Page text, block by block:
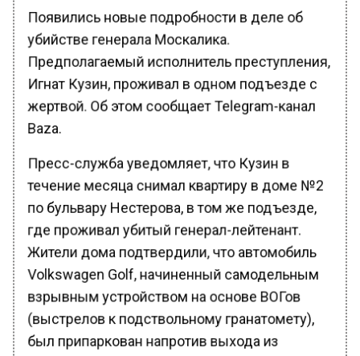
Появились новые подробности в деле об
убийстве генерала Москалика.
Предполагаемый исполнитель преступления,
Игнат Кузин, проживал в одном подъезде с
жертвой. Об этом сообщает Telegram-канал
Baza.
Пресс-служба уведомляет, что Кузин в
течение месяца снимал квартиру в доме №2
по бульвару Нестерова, в том же подъезде,
где проживал убитый генерал-лейтенант.
Жители дома подтвердили, что автомобиль
Volkswagen Golf, начиненный самодельным
взрывным устройством на основе ВОГов
(выстрелов к подствольному гранатомету),
был припаркован напротив выхода из